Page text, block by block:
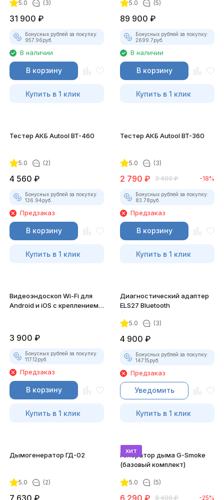
5.0 (3)
31 900 ₽
Бонусных рублей за покупку:
957.96руб.
В наличии
В корзину
Купить в 1 клик
5.0 (5)
89 900 ₽
Бонусных рублей за покупку:
2699.7руб.
В наличии
В корзину
Купить в 1 клик
Тестер АКБ Autool BT-460
5.0 (2)
4 560 ₽
Бонусных рублей за покупку:
136.94руб.
Предзаказ
В корзину
Купить в 1 клик
Тестер АКБ Autool BT-360
5.0 (3)
2 790 ₽ 3 400 ₽ -18%
Бонусных рублей за покупку:
83.78руб.
Предзаказ
В корзину
Купить в 1 клик
Видеоэндоскоп Wi-Fi для
Android и iOS с креплением
3 900 ₽
Бонусных рублей за покупку:
117.12руб.
Предзаказ
В корзину
Купить в 1 клик
Диагностический адаптер
ELS27 Bluetooth
5.0 (3)
4 900 ₽
Бонусных рублей за покупку:
147.15руб.
Предзаказ
Уведомить
Купить в 1 клик
Дымогенератор ГД-02
5.0 (2)
7 630 ₽
хит
Генератор дыма G-Smoke
(базовый комплект)
5.0 (5)
6 290 ₽ 8 400 ₽ -25%